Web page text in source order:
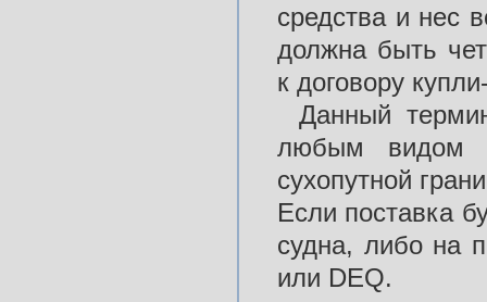
средства и нес
должна быть
к договору
Данный
любым видом
сухопутной
Если поставка
судна, либо на
или DEQ.